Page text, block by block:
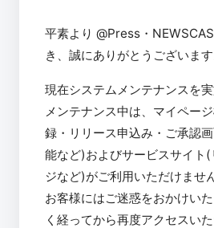
平素より @Press・
き、誠にありがとうございます
現在システムメンテナンスを実
メンテナンス中は、マイペー
録・リリース申込み・ご承認
能など)およびサービスサイト
ジなど)がご利用いただけません
お客様にはご迷惑をおかけい
く経ってから再度アクセスい